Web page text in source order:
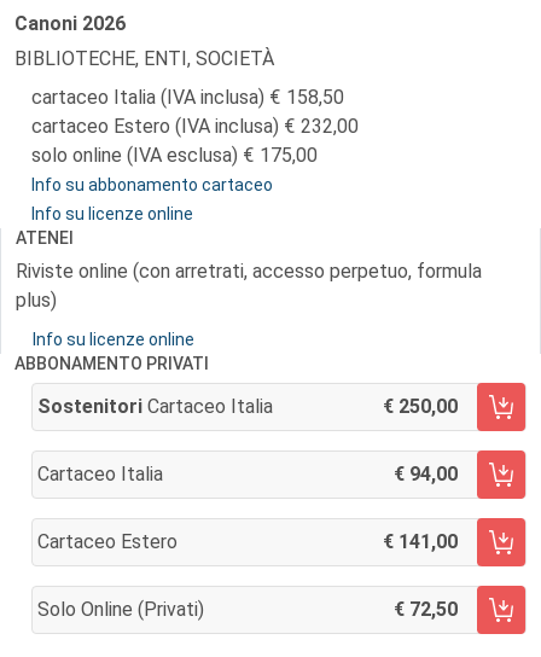
Canoni 2026
BIBLIOTECHE, ENTI, SOCIETÀ
cartaceo Italia (IVA inclusa)
158,50
cartaceo Estero (IVA inclusa)
232,00
solo online (IVA esclusa)
175,00
Info su abbonamento cartaceo
Info su licenze online
ATENEI
Riviste online (con arretrati, accesso perpetuo, formula
plus)
Info su licenze online
ABBONAMENTO PRIVATI
Sostenitori Cartaceo Italia 250,00
AGGIUNGI AL CARRELLO
Cartaceo Italia 94,00
AGGIUNGI AL CARRELLO
Cartaceo Estero 141,00
AGGIUNGI AL CARRELLO
Solo Online (privati) 72,50
AGGIUNGI AL CARRELLO